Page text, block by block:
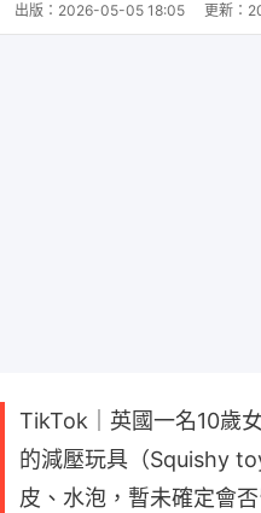
出版： 2026-05-05 18:05 更新：
TikTok｜英國一名10歲
的減壓玩具（Squishy
皮、水泡，暫未確定會否